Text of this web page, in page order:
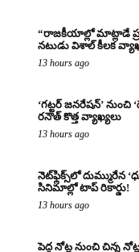
“రాజకీయాల్లో మాట్లాడే
నటుడు విశాల్ కీలక
13 hours ago
‘గట్టర్ జనరేషన్’
రనౌత్ కొత్త వ్యాఖ్యలు
13 hours ago
నెట్‌ఫ్లిక్స్‌లో దుమ్మురేన
సినిమాల్లో టాప్ రికార్డు!
13 hours ago
పెద్ద నోట్ల నుంచి చిన్న